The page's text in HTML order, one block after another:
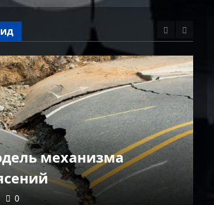
механизма
0